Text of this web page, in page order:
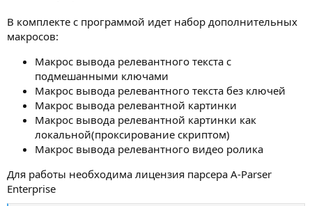
В комплекте с программой идет набор дополнительных
макросов:
Макрос вывода релевантного текста с
подмешанными ключами
Макрос вывода релевантного текста без ключей
Макрос вывода релевантной картинки
Макрос вывода релевантной картинки как
локальной(проксирование скриптом)
Макрос вывода релевантного видео ролика
Для работы необходима лицензия парсера A-Parser
Enterprise